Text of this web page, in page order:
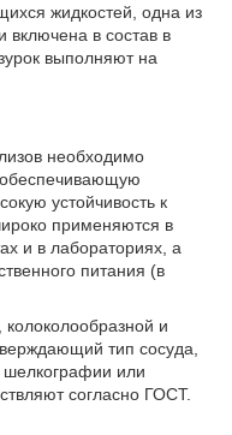
жидкостей, одна из
включена в состав в
выполняют на
необходимо
обеспечивающую
устойчивость к
применяются в
и в лабораториях, а
питания (в
колоколообразной и
тип сосуда,
шелкографии или
согласно ГОСТ.